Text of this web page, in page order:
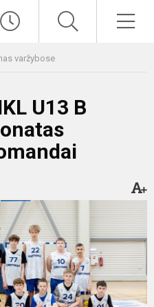
varžybose
U13 B